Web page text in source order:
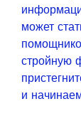
может
стройную
и